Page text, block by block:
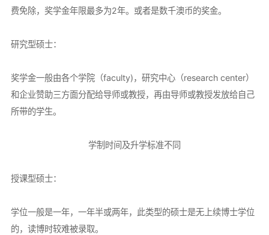
费免除，奖学金年限最多为2年。或者是数千澳币的奖金。
研究型硕士：
奖学金一般由各个学院（faculty)，研究中心（research center）
和企业赞助三方面分配给导师或教授，再由导师或教授发放给自己
所带的学生。
学制时间及升学标准不同
授课型硕士：
学位一般是一年，一年半或两年，此类型的硕士是无上续博士学位
的，读博时较难被录取。